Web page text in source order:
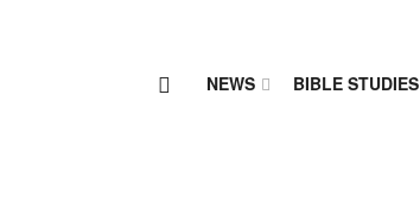
NEWS BIBLE STUDIES